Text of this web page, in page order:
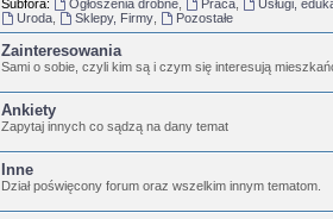
Subfora: Ogłoszenia drobne, Praca, Usługi,
Uroda, Sklepy, Firmy, Pozostałe
Zainteresowania
Sami o sobie, czyli kim są i czym się interesują
Ankiety
Zapytaj innych co sądzą na dany temat
Inne
Dział poświęcony forum oraz wszelkim innym tematom.